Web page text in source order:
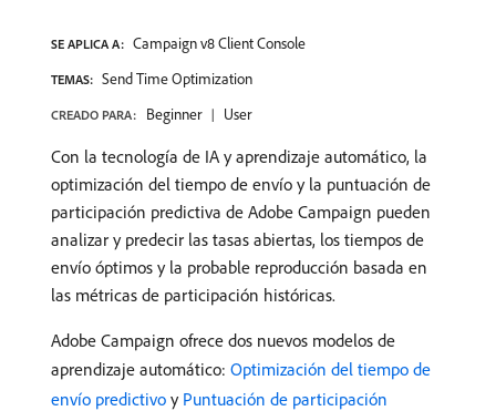
SE APLICA A: Campaign v8 Client Console
TEMAS: Send Time Optimization
CREADO PARA: Beginner User
Con la tecnología de IA y aprendizaje automático, la
optimización del tiempo de envío y la puntuación de
participación predictiva de Adobe Campaign pueden
analizar y predecir las tasas abiertas, los tiempos de
envío óptimos y la probable reproducción basada en
las métricas de participación históricas.
Adobe Campaign ofrece dos nuevos modelos de
aprendizaje automático: Optimización del tiempo de
envío predictivo y Puntuación de participación